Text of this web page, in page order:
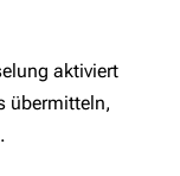
aktiviert
übermitteln,